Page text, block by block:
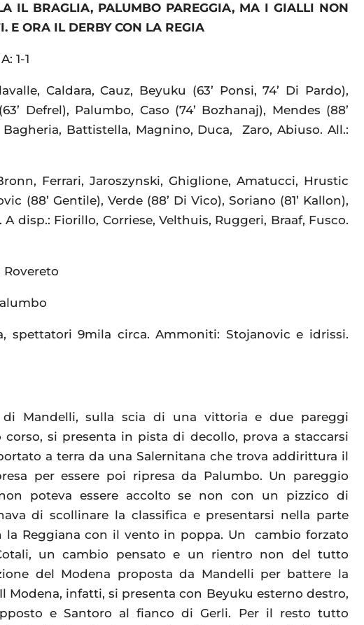
IL BRAGLIA, PALUMBO PAREGGIA, MA I GIALLI NON
E ORA IL DERBY CON LA REGIA
1-1
Caldara, Cauz, Beyuku (63’ Ponsi, 74’ Di Pardo),
Defrel), Palumbo, Caso (74’ Bozhanaj), Mendes (88’
Bagheria, Battistella, Magnino, Duca, Zaro, Abiuso. All.:
Ferrari, Jaroszynski, Ghiglione, Amatucci, Hrustic
(88’ Gentile), Verde (88’ Di Vico), Soriano (81’ Kallon),
A disp.: Fiorillo, Corriese, Velthuis, Ruggeri, Braaf, Fusco.
Rovereto
spettatori 9mila circa. Ammoniti: Stojanovic e idrissi.
Mandelli, sulla scia di una vittoria e due pareggi
si presenta in pista di decollo, prova a staccarsi
a terra da una Salernitana che trova addirittura il
per essere poi ripresa da Palumbo. Un pareggio
poteva essere accolto se non con un pizzico di
di scollinare la classifica e presentarsi nella parte
la Reggiana con il vento in poppa. Un cambio forzato
un cambio pensato e un rientro non del tutto
del Modena proposta da Mandelli per battere la
Modena, infatti, si presenta con Beyuku esterno destro,
e Santoro al fianco di Gerli. Per il resto tutto